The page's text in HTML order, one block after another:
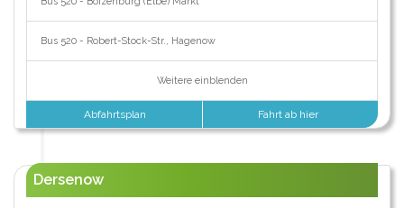
Bus 520 - Robert-Stock-Str., Hagenow
Weitere einblenden
Abfahrtsplan Fahrt ab hier
Dersenow